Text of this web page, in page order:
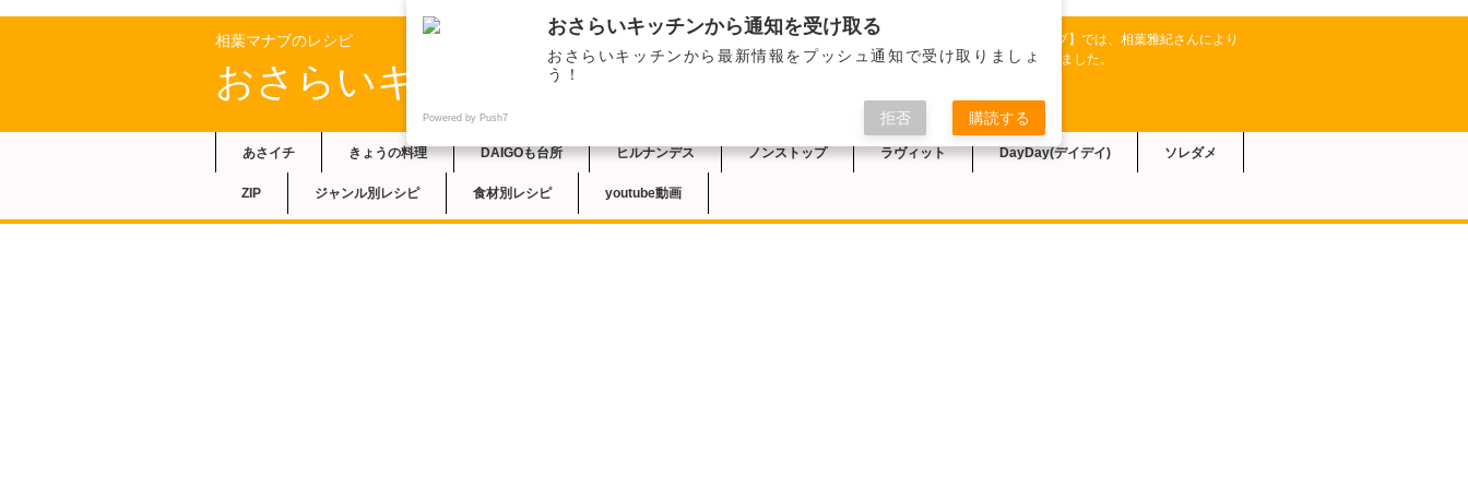
相葉マナブのレシピ
おさらいキッチン
2023/7/16のテレビ朝日系【相葉マナブ】では、相葉雅紀さんにより
「ポテトサラダ」のレシピが紹介されました。
あさイチ きょうの料理 DAIGOも台所 ヒルナンデス ノンストップ ラヴィット DayDay(デイデイ) ソレダメ
ZIP ジャンル別レシピ 食材別レシピ youtube動画
おさらいキッチンから通知を受け取る
おさらいキッチンから最新情報をプッシュ通知で受け取りましょ
う！
Powered by Push7 拒否 購読する